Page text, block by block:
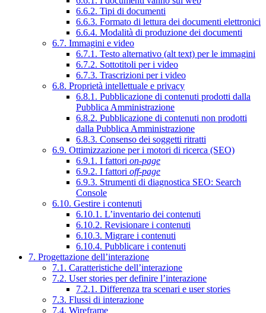
6.6.2. Tipi di documenti
6.6.3. Formato di lettura dei documenti elettronici
6.6.4. Modalità di produzione dei documenti
6.7. Immagini e video
6.7.1. Testo alternativo (alt text) per le immagini
6.7.2. Sottotitoli per i video
6.7.3. Trascrizioni per i video
6.8. Proprietà intellettuale e privacy
6.8.1. Pubblicazione di contenuti prodotti dalla
Pubblica Amministrazione
6.8.2. Pubblicazione di contenuti non prodotti
dalla Pubblica Amministrazione
6.8.3. Consenso dei soggetti ritratti
6.9. Ottimizzazione per i motori di ricerca (SEO)
6.9.1. I fattori on-page
6.9.2. I fattori off-page
6.9.3. Strumenti di diagnostica SEO: Search
Console
6.10. Gestire i contenuti
6.10.1. L’inventario dei contenuti
6.10.2. Revisionare i contenuti
6.10.3. Migrare i contenuti
6.10.4. Pubblicare i contenuti
7. Progettazione dell’interazione
7.1. Caratteristiche dell’interazione
7.2. User stories per definire l’interazione
7.2.1. Differenza tra scenari e user stories
7.3. Flussi di interazione
7.4. Wireframe